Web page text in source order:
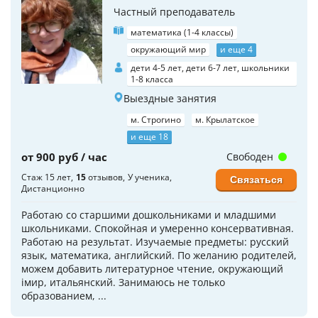
Частный преподаватель
математика (1-4 классы)
окружающий мир
и еще 4
дети 4-5 лет, дети 6-7 лет, школьники
1-8 класса
Выездные занятия
м. Строгино
м. Крылатское
и еще 18
от 900 руб / час
Стаж 15 лет 15отзывов У ученика
Дистанционно
Работаю со старшими дошкольниками и младшими
школьниками. Спокойная и умеренно консервативная.
Работаю на результат. Изучаемые предметы: русский
язык, математика, английский. По желанию родителей,
можем добавить литературное чтение, окружающий
iмир, итальянский. Занимаюсь не только
образованием, ...
Свободен
Связаться